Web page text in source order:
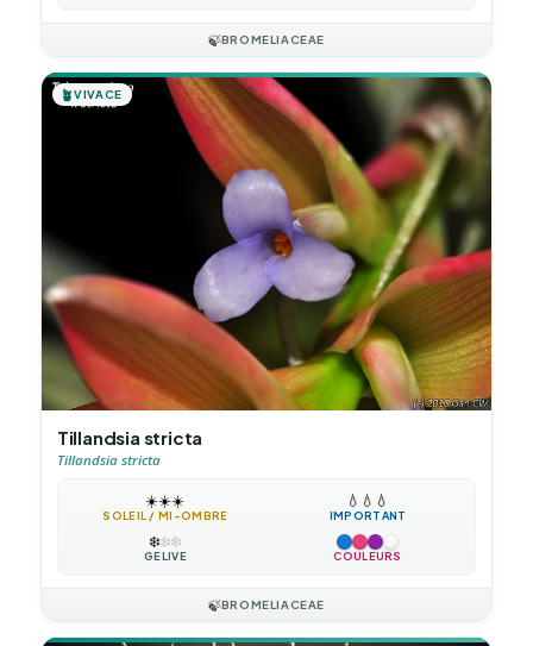
🍃BROMELIACEAE
🪴VIVACE
Tillandsia stricta
Tillandsia stricta
☀️☀️☀️
SOLEIL / MI-OMBRE
💧 💧 💧
IMPORTANT
❄️❄️❄️
GÉLIVE COULEURS
🍃BROMELIACEAE